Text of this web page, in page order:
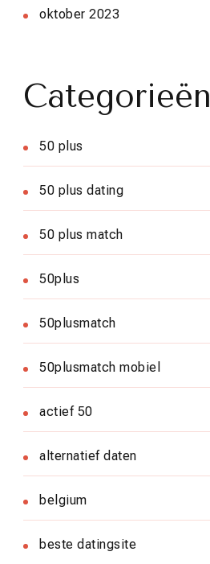
oktober 2023
Categorieën
50 plus
50 plus dating
50 plus match
50plus
50plusmatch
50plusmatch mobiel
actief 50
alternatief daten
belgium
beste datingsite